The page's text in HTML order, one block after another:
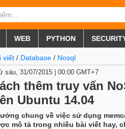
WEB PYTHON
viết / Database/ Nosql
sáu, 31/07/2015 | 00:00 GMT+7
thêm truy vấn
Ubuntu 14.04
chung về việc sử dụng
mô tả trong nhiều bài viết hay,